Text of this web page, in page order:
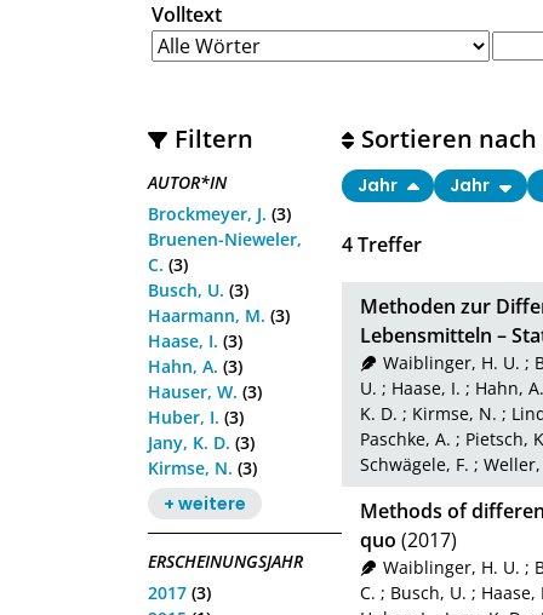
Volltext
Filtern
AUTOR*IN
Brockmeyer, J. (3)
Bruenen-Nieweler,
C. (3)
Busch, U. (3)
Haarmann, M. (3)
Haase, I. (3)
Hahn, A. (3)
Hauser, W. (3)
Huber, I. (3)
Jany, K. D. (3)
Kirmse, N. (3)
+ weitere
ERSCHEINUNGSJAHR
2017 (3)
4Treffer
Sortieren nach
Jahr Jahr
Methoden zur
Lebensmitteln –
Waiblinger, H. U. ;
U. ; Haase, I. ; Hahn, A.
K. D. ; Kirmse, N. ;
Paschke, A. ; Pietsch,
Schwägele, F. ;
Methods of
quo (2017)
Waiblinger, H. U. ;
C. ; Busch, U. ; Haase,